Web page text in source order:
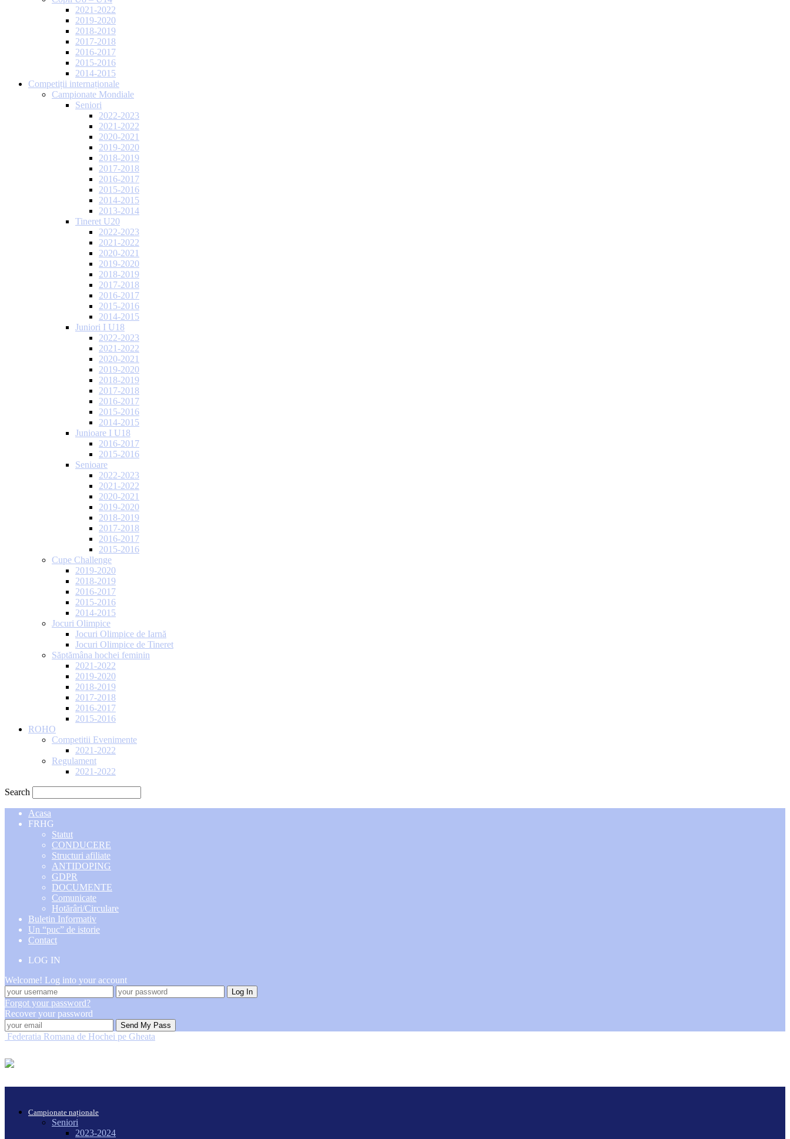
2021-2022
2019-2020
2018-2019
2017-2018
2016-2017
2015-2016
2014-2015
Competiții internaționale
Campionate Mondiale
Seniori
2022-2023
2021-2022
2020-2021
2019-2020
2018-2019
2017-2018
2016-2017
2015-2016
2014-2015
2013-2014
Tineret U20
2022-2023
2021-2022
2020-2021
2019-2020
2018-2019
2017-2018
2016-2017
2015-2016
2014-2015
Juniori I U18
2022-2023
2021-2022
2020-2021
2019-2020
2018-2019
2017-2018
2016-2017
2015-2016
2014-2015
Junioare I U18
2016-2017
2015-2016
Senioare
2022-2023
2021-2022
2020-2021
2019-2020
2018-2019
2017-2018
2016-2017
2015-2016
Cupe Challenge
2019-2020
2018-2019
2016-2017
2015-2016
2014-2015
Jocuri Olimpice
Jocuri Olimpice de Iarnă
Jocuri Olimpice de Tineret
Săptămâna hochei feminin
2021-2022
2019-2020
2018-2019
2017-2018
2016-2017
2015-2016
ROHO
Competitii Evenimente
2021-2022
Regulament
2021-2022
Search
Acasa
FRHG
Statut
CONDUCERE
Structuri afiliate
ANTIDOPING
GDPR
DOCUMENTE
Comunicate
Hotărâri/Circulare
Buletin Informativ
Un “puc” de istorie
Contact
LOG IN
Welcome! Log into your account
Forgot your password?
Recover your password
Federatia Romana de Hochei pe Gheata
Campionate naționale
Seniori
2023-2024